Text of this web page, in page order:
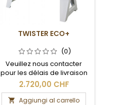
TWISTER ECO+
(0)
Veuillez nous contacter
pour les délais de livraison
et les frais de port.
2.720,00 CHF
 Aggiungi al carrello